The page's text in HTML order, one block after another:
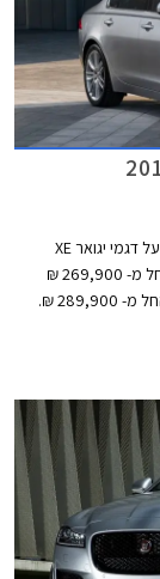
קבוצת מאיר, יבואנית מותג יגואר לישראל, יוצאת במבצע על דגמי יגואר XE
ויגואר XF. במסגרת המבצע מוצעת יגואר XE במחיר של החל מ- 269,900 ₪
המגלם הנחה של 20,000 ₪ ממחיר המחירון העומד על החל מ- 289,900 ₪.